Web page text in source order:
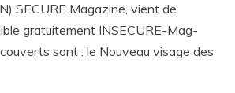
SECURE Magazine, vient de
gratuitement INSECURE-Mag-
sont : le Nouveau visage des